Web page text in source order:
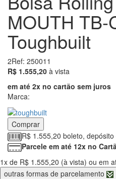
MOUTH TB-
Toughbuilt
2Ref: 250011
1555.20
R$ 1.555,20 à vista
em até 2x no cartão sem juros
Marca:
Comprar
R$ 1.555,20 boleto,
Parcele em até 12x no
1x de R$ 1.555,20 (à vista) ou em
outras formas de parcelamento